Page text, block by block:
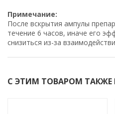
Примечание:
После вскрытия ампулы
течение 6 часов, иначе его
снизиться из-за
С ЭТИМ ТОВАРОМ